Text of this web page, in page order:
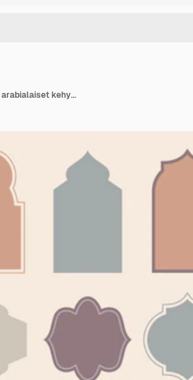
Vanha islamilainen ikkunan muoto orientaalisessa tyylissä arabialaiset kehykset reunat tai arabialaisten moskeijoiden kaaret pastelliväreissä